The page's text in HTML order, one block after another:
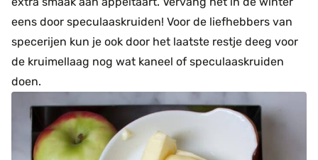
eens door speculaaskruiden! Voor de liefhebbers van
specerijen kun je ook door het laatste restje deeg voor
de kruimellaag nog wat kaneel of speculaaskruiden
doen.